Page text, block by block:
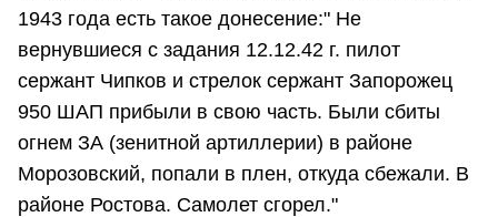
1943 года есть такое донесение:" Не
вернувшиеся с задания 12.12.42 г. пилот
сержант Чипков и стрелок сержант Запорожец
950 ШАП прибыли в свою часть. Были сбиты
огнем ЗА (зенитной артиллерии) в районе
Морозовский, попали в плен, откуда сбежали. В
районе Ростова. Самолет сгорел."